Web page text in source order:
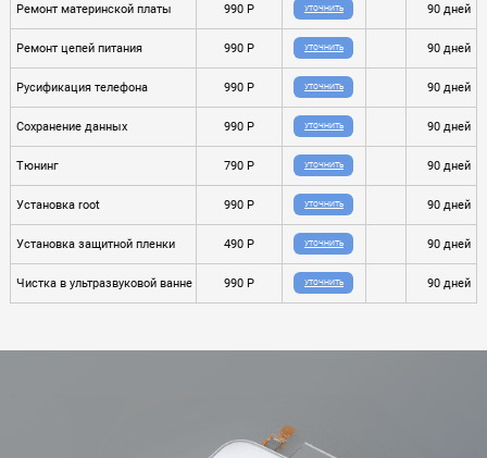
Ремонт материнской платы 990 P УТОЧНИТЬ 90 дней
Ремонт цепей питания 990 P УТОЧНИТЬ 90 дней
Русификация телефона 990 P УТОЧНИТЬ 90 дней
Сохранение данных 990 P УТОЧНИТЬ 90 дней
Тюнинг 790 P УТОЧНИТЬ 90 дней
Установка root 990 P УТОЧНИТЬ 90 дней
Установка защитной пленки 490 P УТОЧНИТЬ 90 дней
Чистка в ультразвуковой ванне 990 P УТОЧНИТЬ 90 дней